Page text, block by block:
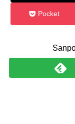
Pocket